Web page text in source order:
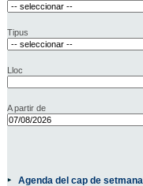
Tipus
Lloc
A partir de
Agenda del cap de setmana